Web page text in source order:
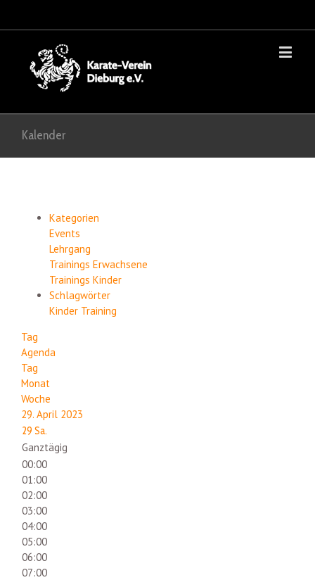
Kalender
Kategorien
Events
Lehrgang
Trainings Erwachsene
Trainings Kinder
Schlagwörter
Kinder Training
Tag
Agenda
Tag
Monat
Woche
29. April 2023
29 Sa.
Ganztägig
00:00
01:00
02:00
03:00
04:00
05:00
06:00
07:00